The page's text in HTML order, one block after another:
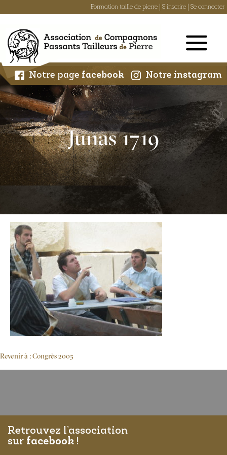
Formation taille de pierre S'inscrire Se connecter
content
Notre page facebook Notre instagram
Junas 1719
Revenir à : Congrès 2005
Retrouvez l’association
sur facebook !